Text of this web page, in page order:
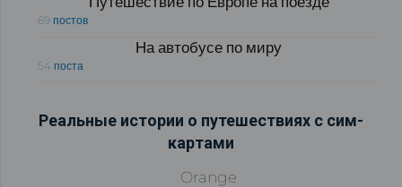
69 постов
На автобусе по миру
54 поста
Реальные истории о путешествиях с сим-
картами
Orange